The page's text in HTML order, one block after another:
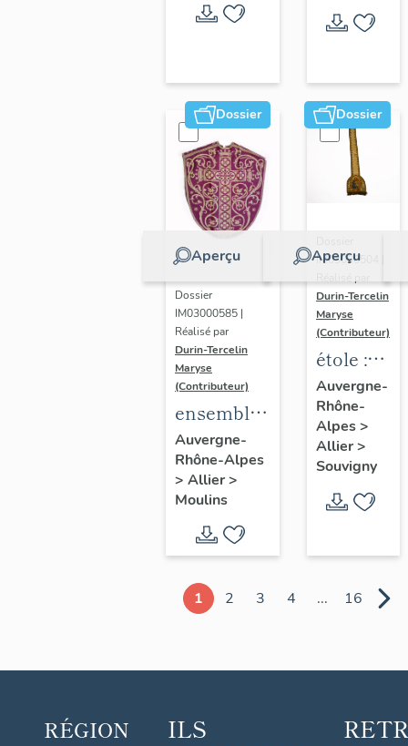
bourse
de
:
ornement
rouge
Dossier
Aperçu
Dossier
IM03000585 |
Réalisé par
Durin-Tercelin
Maryse
(Contributeur)
ensemble
de 5
chapes
(non
de 15
chasubles,
17
dalmatiques
accessoires
violet n°2
Auvergne-
Rhône-Alpes
> Allier>
Moulins
Dossier
Aperçu
IM03000504 |
Réalisé par
Durin-Tercelin
Maryse
(Contributeur)
étole :
ornement
blanc
Auvergne-
Rhône-
Alpes>
Allier>
Souvigny
1 2 3 4 ... 16
RÉGION
ILS